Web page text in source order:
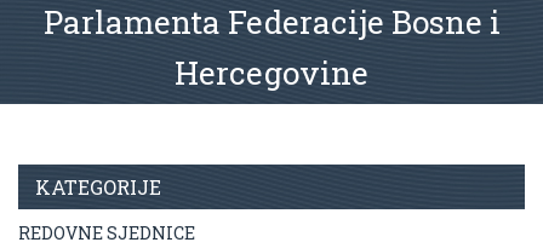
Parlamenta Federacije Bosne i
Hercegovine
KATEGORIJE
REDOVNE SJEDNICE